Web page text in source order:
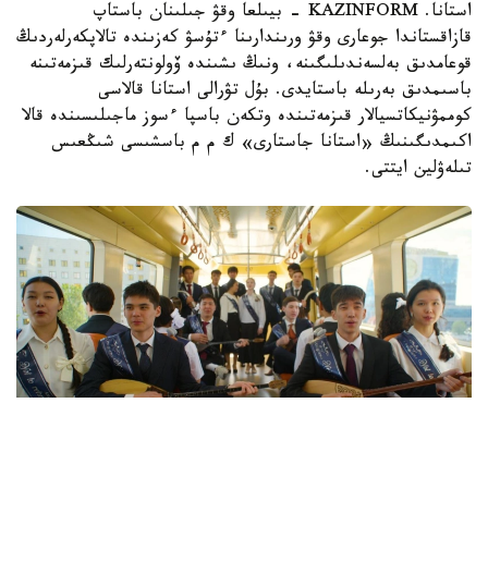
استانا. KAZINFORM - بيىلعا وقۋ جىلىنان باستاپ
قازاقستاندا جوعارى وقۋ ورىندارىنا ءتۇسۋ كەزىندە تالاپكەرلەردىڭ
قوعامدىق بەلسەندىلىگىنە، ونىڭ ىشىندە ۆولونتەرلىك قىزمەتىنە
باسىمدىق بەرىلە باستايدى. بۇل تۋرالى استانا قالاسى
كوممۋنيكاتسيالار قىزمەتىندە وتكەن باسپا ءسوز ماجىلىسىندە قالا
اكىمدىگىنىڭ «استانا جاستارى» ك م م باسشىسى شىڭعىس
تىلەۋلين ايتتى.